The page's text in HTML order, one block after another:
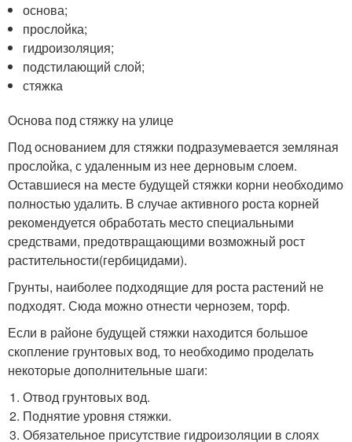
основа;
прослойка;
гидроизоляция;
подстилающий слой;
стяжка
Основа под стяжку на улице
Под основанием для стяжки подразумевается земляная
прослойка, с удаленным из нее дерновым слоем.
Оставшиеся на месте будущей стяжки корни необходимо
полностью удалить. В случае активного роста корней
рекомендуется обработать место специальными
средствами, предотвращающими возможный рост
растительности(гербицидами).
Грунты, наиболее подходящие для роста растений не
подходят. Сюда можно отнести чернозем, торф.
Если в районе будущей стяжки находится большое
скопление грунтовых вод, то необходимо проделать
некоторые дополнительные шаги:
Отвод грунтовых вод.
Поднятие уровня стяжки.
Обязательное присутствие гидроизоляции в слоях